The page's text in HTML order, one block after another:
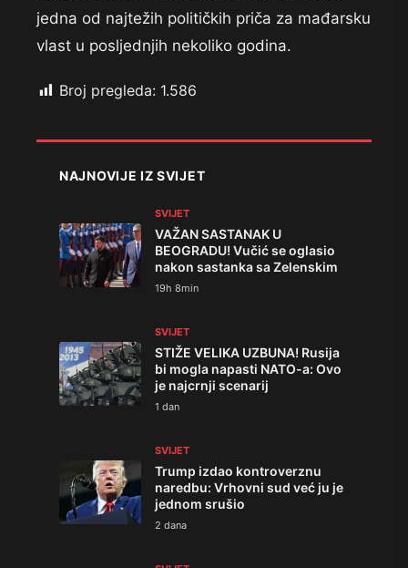
jedna od najtežih političkih priča za mađarsku
vlast u posljednjih nekoliko godina.
Broj pregleda: 1.586
NAJNOVIJE IZ SVIJET
SVIJET
VAŽAN SASTANAK U
BEOGRADU! Vučić se oglasio
nakon sastanka sa Zelenskim
19h 8min
SVIJET
STIŽE VELIKA UZBUNA! Rusija
bi mogla napasti NATO-a: Ovo
je najcrnji scenarij
1 dan
SVIJET
Trump izdao kontroverznu
naredbu: Vrhovni sud već ju je
jednom srušio
2 dana